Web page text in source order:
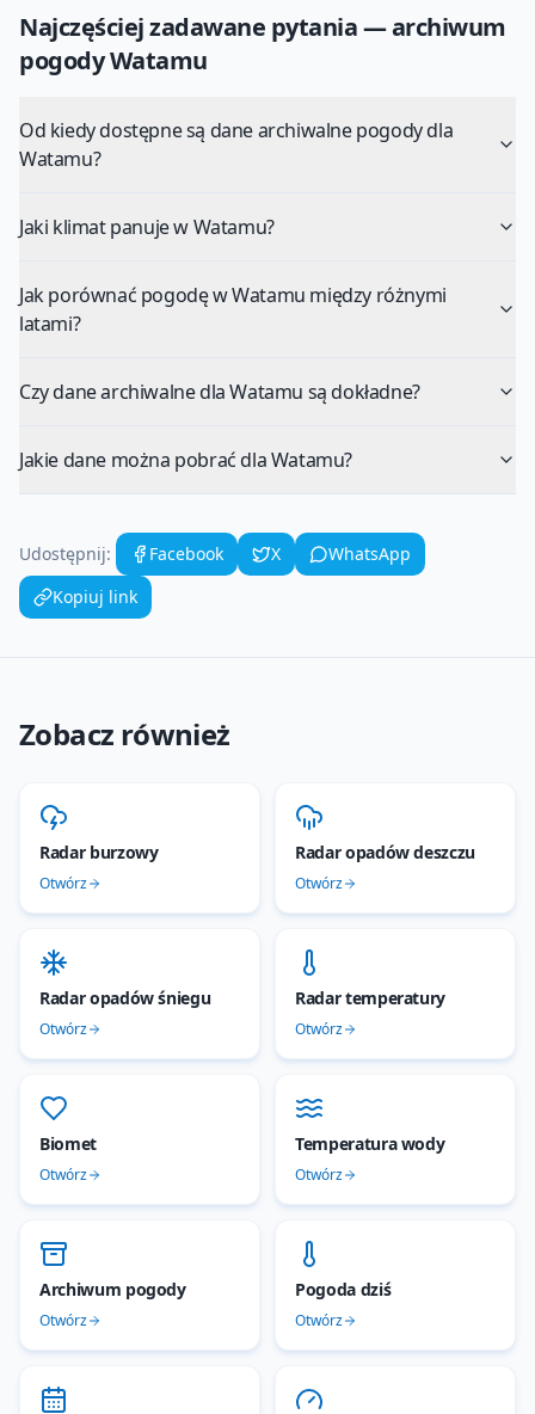
Najczęściej zadawane pytania — archiwum
pogodyWatamu
Od kiedy dostępne są dane archiwalne pogody dla
Watamu?
Jaki klimat panuje w Watamu?
Jak porównać pogodę w Watamu między różnymi
latami?
Czy dane archiwalne dla Watamu są dokładne?
Jakie dane można pobrać dla Watamu?
Udostępnij: Facebook X
WhatsApp
Kopiuj link
Zobacz również
Radar burzowy
Otwórz
Radar opadów deszczu
Otwórz
Radar opadów śniegu
Otwórz
Radar temperatury
Otwórz
Biomet
Otwórz
Temperatura wody
Otwórz
Archiwum pogody
Otwórz
Pogoda dziś
Otwórz